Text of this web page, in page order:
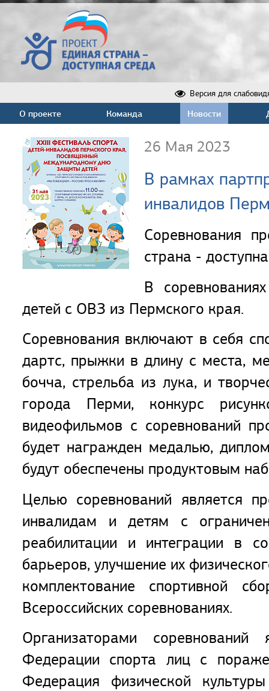
Версия для
О проекте Команда Новости
26 Мая 2023
В рамках
инвалидов
Соревнования
страна -
В
детей с ОВЗ из Пермского края.
Соревнования включают в себя
дартс, прыжки в длину с места,
бочча, стрельба из лука, и
города Перми, конкурс
видеофильмов с соревнований
будет награжден медалью,
будут обеспечены продуктовым
Целью соревнований является
инвалидам и детям с
реабилитации и интеграции в
барьеров, улучшение их
комплектование спортивной
Всероссийских соревнованиях.
Организаторами соревнований
Федерации спорта лиц с
Федерация физической